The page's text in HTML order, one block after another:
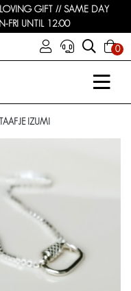
GIFT // SAME DAY
FRI UNTIL 12:00
0
IZUMI